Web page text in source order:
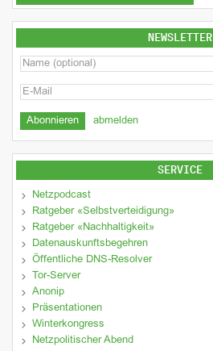
NEWSLETTER
abmelden
SERVICE
Netzpodcast
Ratgeber «Selbstverteidigung»
Ratgeber «Nachhaltigkeit»
Datenauskunftsbegehren
Öffentliche DNS-Resolver
Tor-Server
Anonip
Präsentationen
Winterkongress
Netzpolitischer Abend